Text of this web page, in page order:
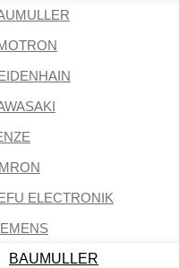
ELECTRONIK
BAUMULLER